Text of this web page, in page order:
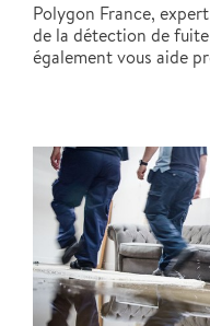
Polygon France,
de la détection de
également vous aide